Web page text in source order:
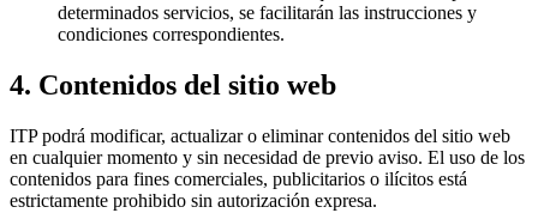
determinados servicios, se facilitarán las instrucciones y
condiciones correspondientes.
4. Contenidos del sitio web
ITP podrá modificar, actualizar o eliminar contenidos del sitio web
en cualquier momento y sin necesidad de previo aviso. El uso de los
contenidos para fines comerciales, publicitarios o ilícitos está
estrictamente prohibido sin autorización expresa.